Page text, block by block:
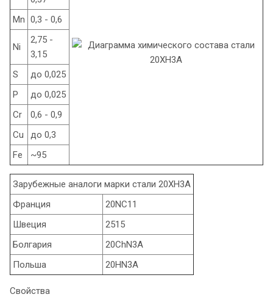
Mn 0,3 - 0,6
Ni
2,75 -
3,15
S
до 0,025
P
до 0,025
Cr
0,6 - 0,9
Cu
до 0,3
Fe
~95
Зарубежные аналоги марки стали 20ХН3А
Франция
20NC11
Швеция
2515
Болгария
20ChN3A
Польша
20HN3A
Свойства